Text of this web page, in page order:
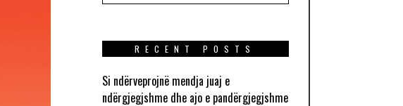
RECENT POSTS
Si ndërveprojnë mendja juaj e
ndërgjegjshme dhe ajo e pandërgjegjshme